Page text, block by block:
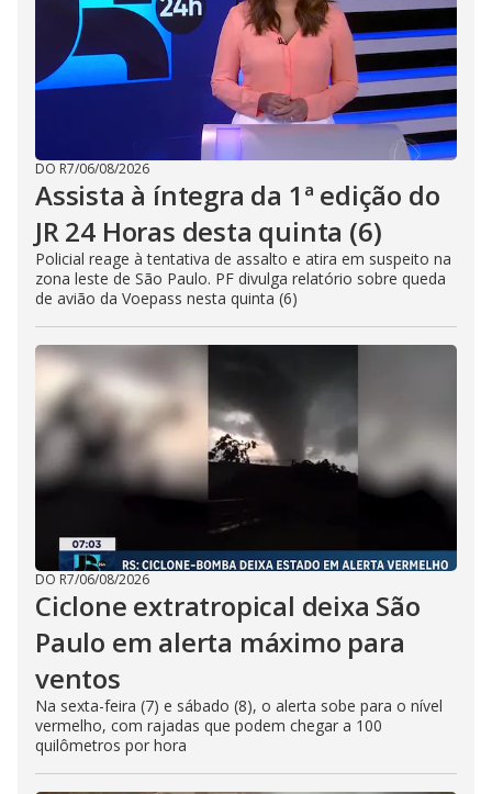
DO R7/06/08/2026
Assista à íntegra da 1ª edição do
JR 24 Horas desta quinta (6)
Policial reage à tentativa de assalto e atira em suspeito na
zona leste de São Paulo. PF divulga relatório sobre queda
de avião da Voepass nesta quinta (6)
DO R7/06/08/2026
Ciclone extratropical deixa São
Paulo em alerta máximo para
ventos
Na sexta-feira (7) e sábado (8), o alerta sobe para o nível
vermelho, com rajadas que podem chegar a 100
quilômetros por hora